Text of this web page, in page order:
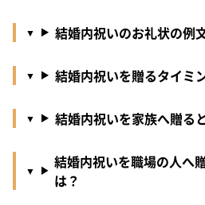
結婚内祝いのお礼状の例
結婚内祝いを贈るタイミ
結婚内祝いを家族へ贈る
結婚内祝いを職場の人へ
は？